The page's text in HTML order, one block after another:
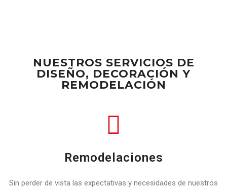
NUESTROS SERVICIOS DE
DISEÑO, DECORACIÓN Y
REMODELACIÓN
Remodelaciones
Sin perder de vista las expectativas y necesidades de nuestros